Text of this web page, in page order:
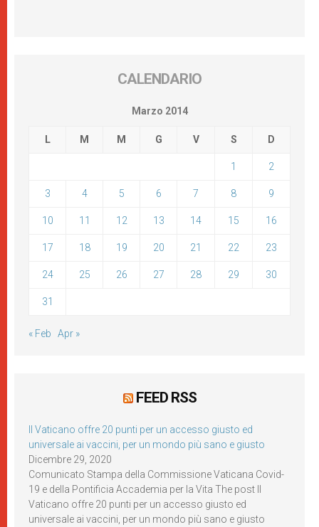
CALENDARIO
Marzo 2014
L M M G V S D
1 2
3 4 5 6 7 8 9
10 11 12 13 14 15 16
17 18 19 20 21 22 23
24 25 26 27 28 29 30
31
« Feb Apr »
FEED RSS
Il Vaticano offre 20 punti per un accesso giusto ed
universale ai vaccini, per un mondo più sano e giusto
Dicembre 29, 2020
Comunicato Stampa della Commissione Vaticana Covid-
19 e della Pontificia Accademia per la Vita The post Il
Vaticano offre 20 punti per un accesso giusto ed
universale ai vaccini, per un mondo più sano e giusto